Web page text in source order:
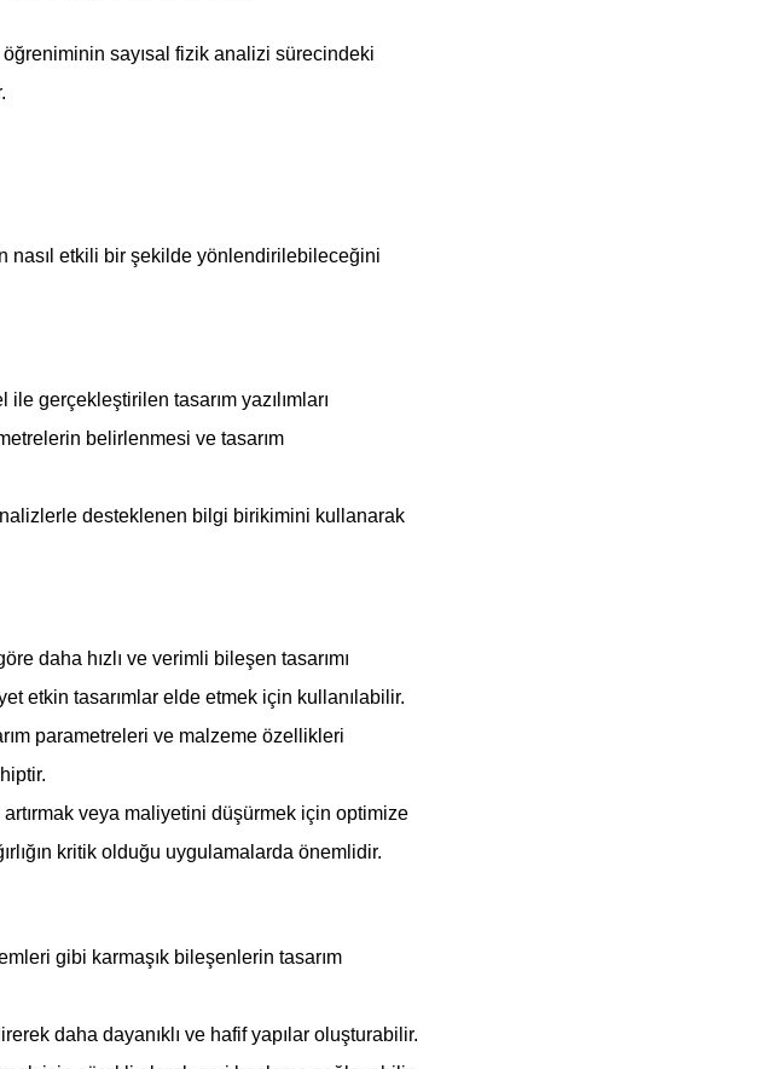
öğreniminin sayısal fizik analizi sürecindeki
nasıl etkili bir şekilde yönlendirilebileceğini
gerçekleştirilen tasarım yazılımları
belirlenmesi ve tasarım
desteklenen bilgi birikimini kullanarak
daha hızlı ve verimli bileşen tasarımı
etkin tasarımlar elde etmek için kullanılabilir.
parametreleri ve malzeme özellikleri
veya maliyetini düşürmek için optimize
kritik olduğu uygulamalarda önemlidir.
gibi karmaşık bileşenlerin tasarım
daha dayanıklı ve hafif yapılar oluşturabilir.